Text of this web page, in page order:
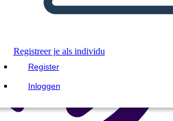
Registreer je als individu
Register
Inloggen